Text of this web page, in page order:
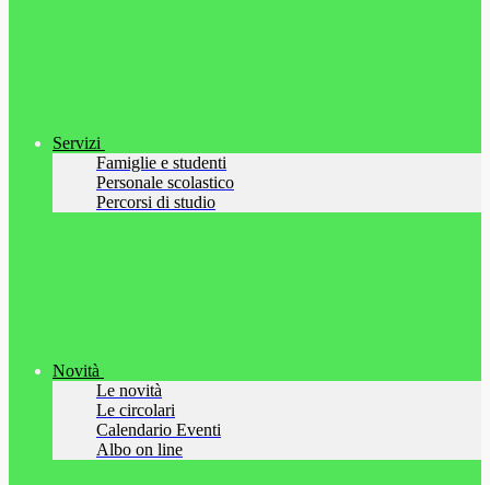
Servizi
Famiglie e studenti
Personale scolastico
Percorsi di studio
Novità
Le novità
Le circolari
Calendario Eventi
Albo on line